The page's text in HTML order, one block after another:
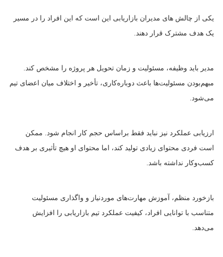
یکی از چالش های مدیران بازاریابی این است که این افراد را در مسیر
یک هدف مشترک قرار دهند.
مدیر باید وظیفه، مسئولیت و زمان تحویل هر پروژه را مشخص کند.
مبهم‌بودن مسئولیت‌ها باعث دوباره‌کاری، تأخیر و اختلاف میان اعضای تیم
می‌شود.
ارزیابی عملکرد نیز نباید فقط براساس حجم کار انجام شود. ممکن
است فردی محتوای زیادی تولید کند، اما محتوای او هیچ تأثیری بر هدف
کسب‌وکار نداشته باشد.
بازخورد منظم، آموزش مهارت‌های موردنیاز و واگذاری مسئولیت
متناسب با توانایی افراد، کیفیت عملکرد تیم بازاریابی را افزایش
می‌دهد.